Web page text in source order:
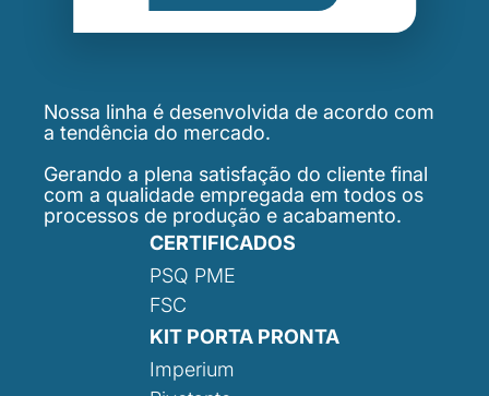
Nossa linha é desenvolvida de acordo com
a tendência do mercado.
Gerando a plena satisfação do cliente final
com a qualidade empregada em todos os
processos de produção e acabamento.
CERTIFICADOS
PSQ PME
FSC
KIT PORTA PRONTA
Imperium